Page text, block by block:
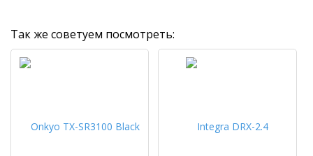
Так же советуем посмотреть: